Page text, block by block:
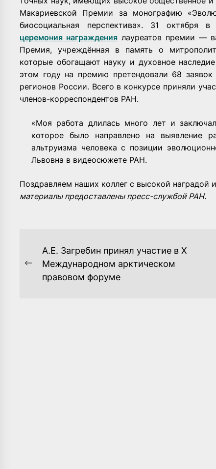
Макариевской Премии за монографию
биосоциальная перспектива». 31 октября
церемония награждения лауреатов премии —
Премия, учреждённая в память о
которые обогащают науку и духовное
этом году на премию претендовали 68
регионов России. Всего в конкурсе приняли
членов-корреспондентов РАН.
«Моя работа длилась много лет и
которое было направлено на выявление
альтруизма человека с позиции
Львовна в видеосюжете РАН.
Поздравляем наших коллег с высокой наградой
материалы предоставлены пресс-службой РАН.
НАВИГАЦИЯ
ПО
ЗАПИСЯМ
Previous
post:
А.Е. Загребин принял участие в X
Международном арктическом
правовом форуме